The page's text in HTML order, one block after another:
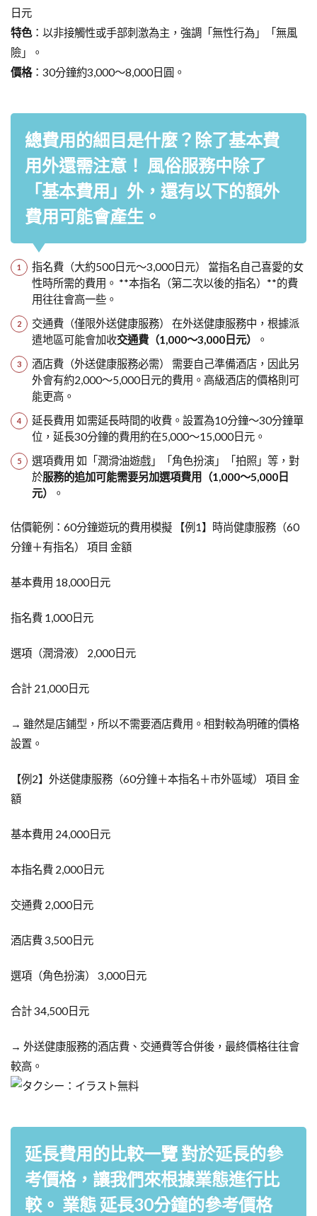
日元
特色：以非接觸性或手部刺激為主，強調「無性行為」「無風
險」。
價格：30分鐘約3,000～8,000日圓。
總費用的細目是什麼？除了基本費
用外還需注意！ 風俗服務中除了
「基本費用」外，還有以下的額外
費用可能會產生。
指名費（大約500日元〜3,000日元） 當指名自己喜愛的女
性時所需的費用。 **本指名（第二次以後的指名）**的費
用往往會高一些。
交通費（僅限外送健康服務） 在外送健康服務中，根據派
遣地區可能會加收交通費（1,000〜3,000日元）
。
酒店費（外送健康服務必需） 需要自己準備酒店，因此另
外會有約2,000〜5,000日元的費用。高級酒店的價格則可
能更高。
延長費用 如需延長時間的收費。設置為10分鐘〜30分鐘單
位，延長30分鐘的費用約在5,000〜15,000日元。
選項費用 如「潤滑油遊戲」「角色扮演」「拍照」等，對
於服務的追加可能需要另加選項費用（1,000〜5,000日
元）
。
估價範例：60分鐘遊玩的費用模擬 【例1】時尚健康服務（60
分鐘＋有指名） 項目 金額
基本費用 18,000日元
指名費 1,000日元
選項（潤滑液） 2,000日元
合計 21,000日元
→ 雖然是店鋪型，所以不需要酒店費用。相對較為明確的價格
設置。
【例2】外送健康服務（60分鐘＋本指名＋市外區域） 項目 金
額
基本費用 24,000日元
本指名費 2,000日元
交通費 2,000日元
酒店費 3,500日元
選項（角色扮演） 3,000日元
合計 34,500日元
→ 外送健康服務的酒店費、交通費等合併後，最終價格往往會
較高。
延長費用的比較一覽 對於延長的參
考價格，讓我們來根據業態進行比
較。 業態 延長30分鐘的參考價格